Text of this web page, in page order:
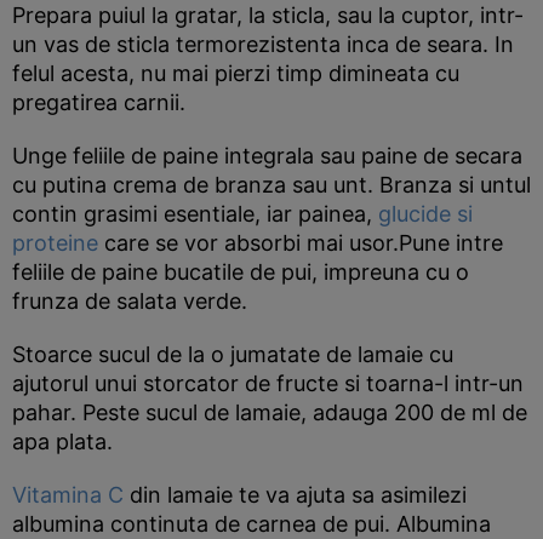
Prepara puiul la gratar, la sticla, sau la cuptor, intr-
un vas de sticla termorezistenta inca de seara. In
felul acesta, nu mai pierzi timp dimineata cu
pregatirea carnii.
Unge feliile de paine integrala sau paine de secara
cu putina crema de branza sau unt. Branza si untul
contin grasimi esentiale, iar painea, glucide si
proteine care se vor absorbi mai usor.Pune intre
feliile de paine bucatile de pui, impreuna cu o
frunza de salata verde.
Stoarce sucul de la o jumatate de lamaie cu
ajutorul unui storcator de fructe si toarna-l intr-un
pahar. Peste sucul de lamaie, adauga 200 de ml de
apa plata.
Vitamina C din lamaie te va ajuta sa asimilezi
albumina continuta de carnea de pui. Albumina